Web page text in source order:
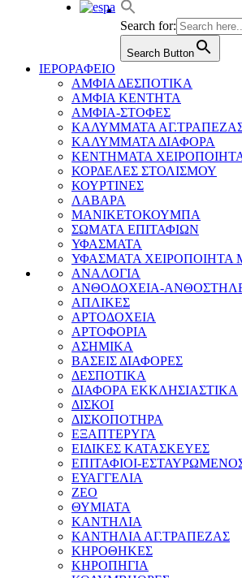
Search for:
Search Button
ΙΕΡΟΡΑΦΕΙΟ
ΑΜΦΙΑ ΔΕΣΠΟΤΙΚΑ
ΑΜΦΙΑ ΚΕΝΤΗΤΑ
ΑΜΦΙΑ-ΣΤΟΦΕΣ
ΚΑΛΥΜΜΑΤΑ
ΚΑΛΥΜΜΑΤΑ ΔΙΑΦΟΡΑ
ΚΕΝΤΗΜΑΤΑ ΧΕΙΡΟΠΟΙΗΤΑ
ΚΟΡΔΕΛΕΣ ΣΤΟΛΙΣΜΟΥ
ΚΟΥΡΤΙΝΕΣ
ΛΑΒΑΡΑ
ΜΑΝΙΚΕΤΟΚΟΥΜΠΑ
ΣΩΜΑΤΑ ΕΠΙΤΑΦΙΩΝ
ΥΦΑΣΜΑΤΑ
ΥΦΑΣΜΑΤΑ ΧΕΙΡΟΠΟΙΗΤΑ
ΑΝΑΛΟΓΙΑ
ΑΝΘΟΔΟΧΕΙΑ-
ΑΠΛΙΚΕΣ
ΑΡΤΟΔΟΧΕΙΑ
ΑΡΤΟΦΟΡΙΑ
ΑΣΗΜΙΚΑ
ΒΑΣΕΙΣ ΔΙΑΦΟΡΕΣ
ΔΕΣΠΟΤΙΚΑ
ΔΙΑΦΟΡΑ ΕΚΚΛΗΣΙΑΣΤΙΚΑ
ΔΙΣΚΟΙ
ΔΙΣΚΟΠΟΤΗΡΑ
ΕΞΑΠΤΕΡΥΓΑ
ΕΙΔΙΚΕΣ ΚΑΤΑΣΚΕΥΕΣ
ΕΠΙΤΑΦΙΟΙ-
ΕΥΑΓΓΕΛΙΑ
ΖΕΟ
ΘΥΜΙΑΤΑ
ΚΑΝΤΗΛΙΑ
ΚΑΝΤΗΛΙΑ ΑΓ.ΤΡΑΠΕΖΑΣ
ΚΗΡΟΘΗΚΕΣ
ΚΗΡΟΠΗΓΙΑ